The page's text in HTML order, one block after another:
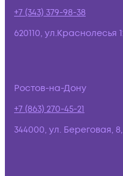
+7 (343) 379-98-38
620110,
Ростов-на-Дону
+7 (863) 270-45-21
344000, ул. Береговая,